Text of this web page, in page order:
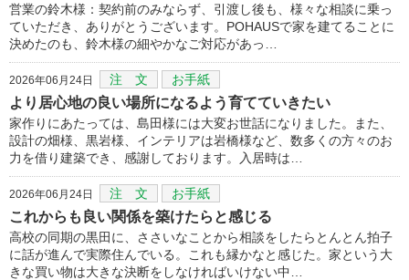
営業の鈴木様：契約前のみならず、引渡し後も、様々な相談に乗っ
ていただき、ありがとうございます。POHAUSで家を建てることに
決めたのも、鈴木様の細やかなご対応があっ…
2026年06月24日 注 文 お手紙
より居心地の良い場所になるよう育てていきたい
家作りにあたっては、島田様には大変お世話になりました。また、
設計の畑様、黒岩様、インテリアは岩橋様など、数多くの方々のお
力を借り建築でき、感謝しております。入居時は…
2026年06月24日 注 文 お手紙
これからも良い関係を築けたらと感じる
高校の同期の黒田に、ささいなことから相談をしたらとんとん拍子
に話が進んで実際住んでいる。これも縁かなと感じた。家という大
きな買い物は大きな決断をしなければいけない中…